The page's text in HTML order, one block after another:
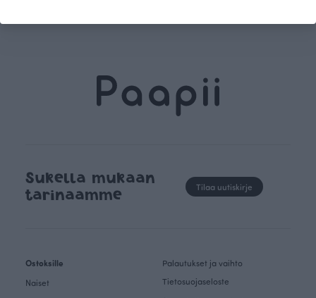
Sukella mukaan
tarinaamme
Tilaa uutiskirje
Ostoksille
Naiset
Palautukset ja vaihto
Tietosuojaseloste